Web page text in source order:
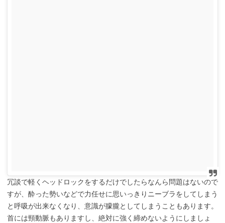
冗談で軽くヘッドロックをするだけでしたらなんら問題はないので
すが、酔った勢いなどで力任せに思いっきりニーブラをしてしまう
と呼吸が出来なくなり、意識が朦朧としてしまうこともあります。
首には頸動脈もありますし、絶対に強く締めないようにしましょ